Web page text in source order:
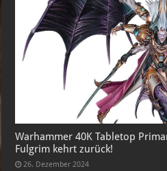
Warhammer 40K Tabletop
Fulgrim kehrt zurück!
26. Dezember 2024